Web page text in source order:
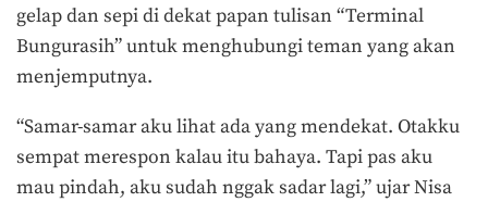
gelap dan sepi di dekat papan tulisan “Terminal
Bungurasih” untuk menghubungi teman yang akan
menjemputnya.
“Samar-samar aku lihat ada yang mendekat. Otakku
sempat merespon kalau itu bahaya. Tapi pas aku
mau pindah, aku sudah nggak sadar lagi,” ujar Nisa